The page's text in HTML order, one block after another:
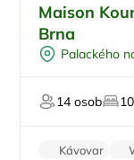
V centru
Pro svatby a
Klimatizace
Maison
Brna
Palackého
14 osob
Kávovar